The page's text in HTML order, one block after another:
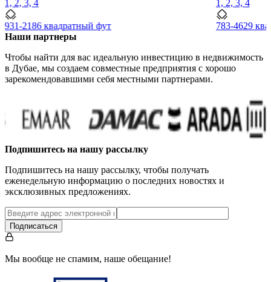
1, 2, 3, 4
931-2186 квадратный фут
1, 2, 3, 4
783-4629
Наши партнеры
Чтобы найти для вас идеальную инвестицию в недвижимость
в Дубае, мы создаем совместные предприятия с хорошо
зарекомендовавшими себя местными партнерами.
Подпишитесь на нашу рассылку
Подпишитесь на нашу рассылку, чтобы получать
еженедельную информацию о последних новостях и
эксклюзивных предложениях.
Подписаться
Мы вообще не спамим, наше обещание!